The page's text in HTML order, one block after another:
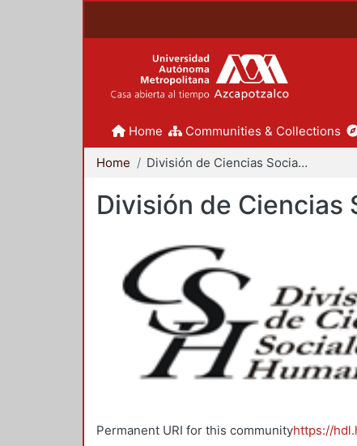
Home Communities & Collections
Home División de Ciencias Sociales y Humanidades
División de Ciencias
Permanent URI for this communityhttps://